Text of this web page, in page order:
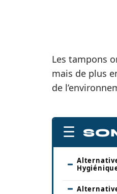
Les tampons
mais de plus
de